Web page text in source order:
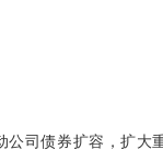
公司债券扩容，扩大